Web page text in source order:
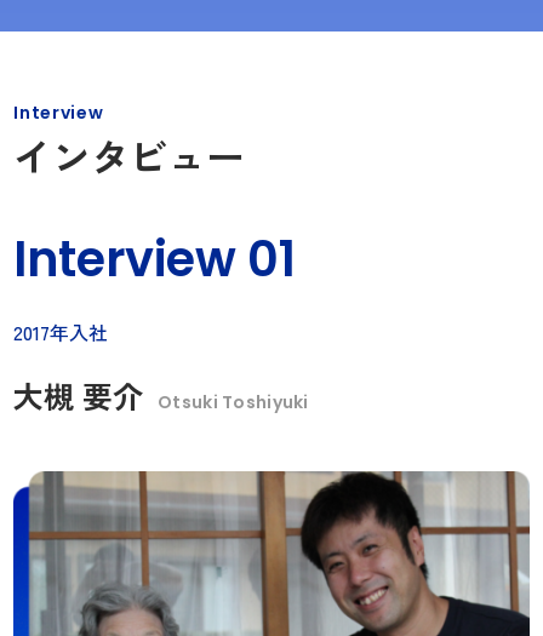
Interview
インタビュー
Interview 01
2017年入社
大槻 要介 Otsuki Toshiyuki